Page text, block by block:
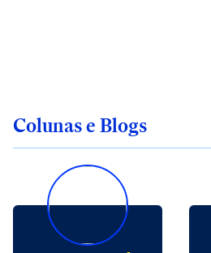
Colunas e Blogs